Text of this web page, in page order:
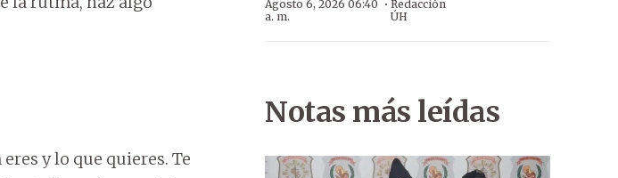
y lo que quieres. Te
Agosto 6, 2026 06:40
a. m.
· Redacción
ÚH
Notas más leídas